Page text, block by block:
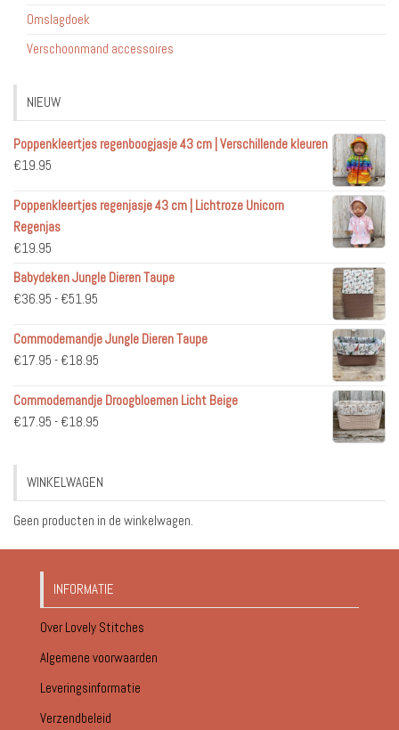
Omslagdoek
Verschoonmand accessoires
NIEUW
Poppenkleertjes regenboogjasje 43 cm | Verschillende kleuren
€19.95
Poppenkleertjes regenjasje 43 cm | Lichtroze Unicorn
Regenjas
€19.95
Babydeken Jungle Dieren Taupe
€36.95 - €51.95
tot
€51.95
Commodemandje Jungle Dieren Taupe
€17.95 - €18.95
tot
Commodemandje Droogbloemen Licht Beige
€17.95 - €18.95
€18.95
WINKELWAGEN
Geen producten in de winkelwagen.
INFORMATIE
Over Lovely Stitches
Algemene voorwaarden
Leveringsinformatie
Verzendbeleid